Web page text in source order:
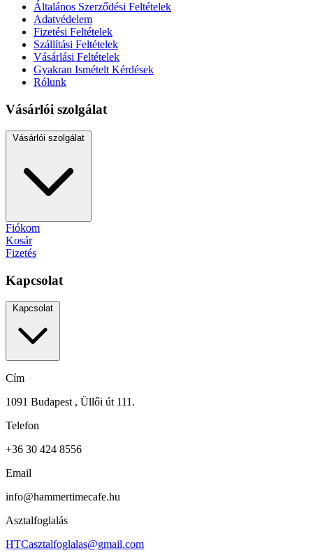
Általános Szerződési Feltételek
Adatvédelem
Fizetési Feltételek
Szállítási Feltételek
Vásárlási Feltételek
Gyakran Ismételt Kérdések
Rólunk
Vásárlói szolgálat
Vásárlói szolgálat
Fiókom
Kosár
Fizetés
Kapcsolat
Kapcsolat
Cím
1091 Budapest , Üllői út 111.
Telefon
+36 30 424 8556
Email
info@hammertimecafe.hu
Asztalfoglalás
HTCasztalfoglalas@gmail.com